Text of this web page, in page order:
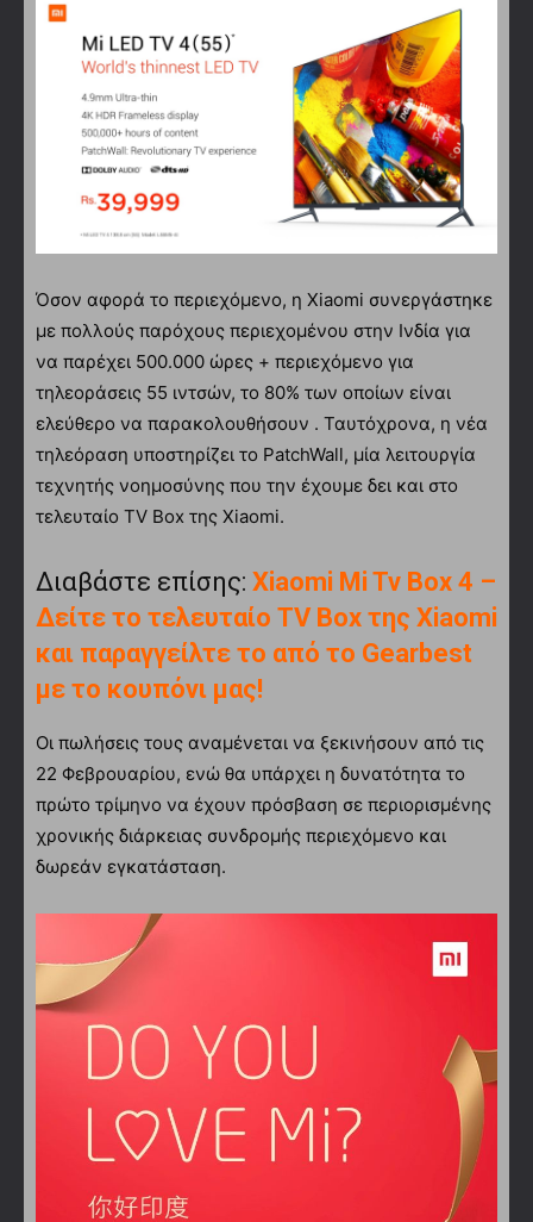
Όσον αφορά το περιεχόμενο, η Xiaomi συνεργάστηκε
με πολλούς παρόχους περιεχομένου στην Ινδία για
να παρέχει 500.000 ώρες + περιεχόμενο για
τηλεοράσεις 55 ιντσών, το 80% των οποίων είναι
ελεύθερο να παρακολουθήσουν . Ταυτόχρονα, η νέα
τηλεόραση υποστηρίζει το PatchWall, μία λειτουργία
τεχνητής νοημοσύνης που την έχουμε δει και στο
τελευταίο TV Box της Xiaomi.
Διαβάστε επίσης: Xiaomi Mi Tv Box 4 –
Δείτε το τελευταίο TV Box της Xiaomi
και παραγγείλτε το από το Gearbest
με το κουπόνι μας!
Οι πωλήσεις τους αναμένεται να ξεκινήσουν από τις
22 Φεβρουαρίου, ενώ θα υπάρχει η δυνατότητα το
πρώτο τρίμηνο να έχουν πρόσβαση σε περιορισμένης
χρονικής διάρκειας συνδρομής περιεχόμενο και
δωρεάν εγκατάσταση.